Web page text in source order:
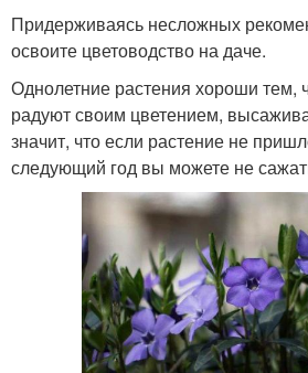
Придерживаясь несложных
освоите цветоводство на даче.
Однолетние растения хороши тем,
радуют своим цветением,
значит, что если растение не
следующий год вы можете не